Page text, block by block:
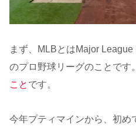
まず、MLBとはMajor
のプロ野球リーグのことです
こと です。
今年プティマインから、初め